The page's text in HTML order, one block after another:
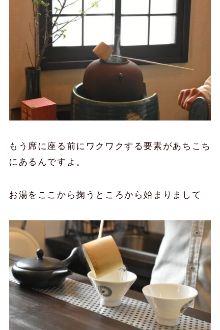
もう席に座る前にワクワクする要素があちこち
にあるんですよ。
お湯をここから掬うところから始まりまして